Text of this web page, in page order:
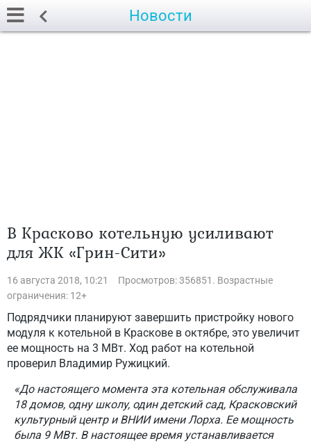
Новости
В Красково котельную усиливают
для ЖК «Грин-Сити»
16 августа 2018, 10:21
Просмотров: 356851. Возрастные
ограничения: 12+
Подрядчики планируют завершить пристройку нового
модуля к котельной в Краскове в октябре, это увеличит
ее мощность на 3 МВт. Ход работ на котельной
проверил Владимир Ружицкий.
«До настоящего момента эта котельная обслуживала
18 домов, одну школу, один детский сад, Красковский
культурный центр и ВНИИ имени Лорха. Ее мощность
была 9 МВт. В настоящее время устанавливается